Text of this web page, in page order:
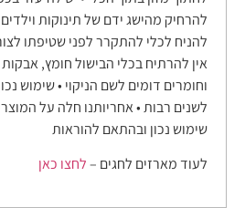
להרחיק מהישג ידם של תינוקות
להניח לכלי להתקרר לפני שטיפתו
אין להרתיח בכלי הבישול חומץ,
וחומרים דומים לשם הניקוי • שימוש
לשנים רבות • אחריותנו חלה על
שימוש נכון ובהתאם להוראות
לעוד מארזים לחגים –לחצו כאן